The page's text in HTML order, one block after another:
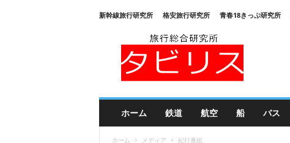
新幹線旅行研究所 格安旅行研究所 青春18きっぷ研究所
ホーム 鉄道 航空 船 バス
ホーム メディア 紀行番組